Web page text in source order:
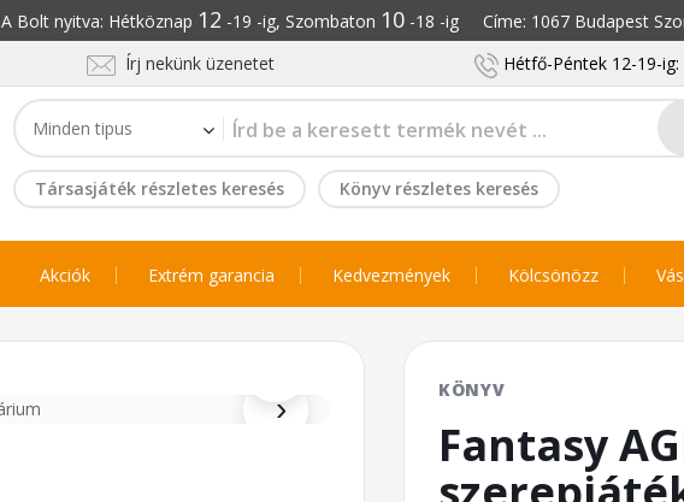
A Bolt nyitva: Hétköznap 12 -19 -ig, Szombaton 10-18 -ig Címe: 1067 Budapest
Írj nekünk üzenetet Hétfő-Péntek 12-19-
Társasjáték részletes keresés Könyv részletes keresés
Akciók Extrém garancia Kedvezmények Kölcsönözz
›
KÖNYV
Fantasy